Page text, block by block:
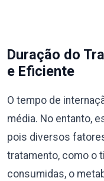
Duração do
e Eficiente
O tempo de
média. No entanto,
pois diversos
tratamento, como o
consumidas, o